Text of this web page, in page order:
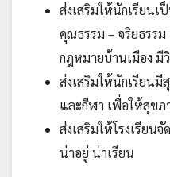
ส่งเสริมให้นักเรียน
คุณธรรม – จริยธรร
กฎหมายบ้านเมือง มี
ส่งเสริมให้นักเรียน
และกีฬา เพื่อให้สุขภ
ส่งเสริมให้โรงเรียน
น่าอยู่ น่าเรียน